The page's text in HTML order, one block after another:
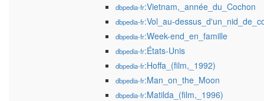
dbpedia-fr:Vietnam,_année_du_Cochon
dbpedia-fr:Vol_au-
dbpedia-fr:Week-end_en_famille
dbpedia-fr:États-Unis
dbpedia-fr:Hoffa_(film,_1992)
dbpedia-fr:Man_on_the_Moon
dbpedia-fr:Matilda_(film,_1996)